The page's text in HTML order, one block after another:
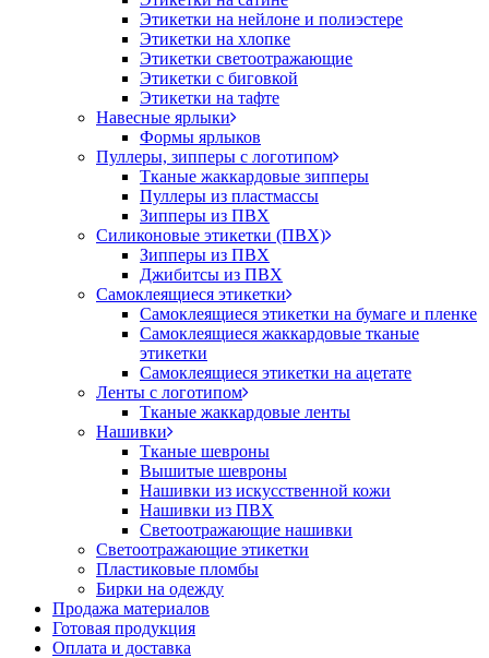
Этикетки на нейлоне и полиэстере
Этикетки на хлопке
Этикетки светоотражающие
Этикетки с биговкой
Этикетки на тафте
Навесные ярлыки
Формы ярлыков
Пуллеры, зипперы с логотипом
Тканые жаккардовые зипперы
Пуллеры из пластмассы
Зипперы из ПВХ
Силиконовые этикетки (ПВХ)
Зипперы из ПВХ
Джибитсы из ПВХ
Самоклеящиеся этикетки
Самоклеящиеся этикетки на бумаге и пленке
Самоклеящиеся жаккардовые тканые
этикетки
Самоклеящиеся этикетки на ацетате
Ленты с логотипом
Тканые жаккардовые ленты
Нашивки
Тканые шевроны
Вышитые шевроны
Нашивки из искусственной кожи
Нашивки из ПВХ
Светоотражающие нашивки
Светоотражающие этикетки
Пластиковые пломбы
Бирки на одежду
Продажа материалов
Готовая продукция
Оплата и доставка